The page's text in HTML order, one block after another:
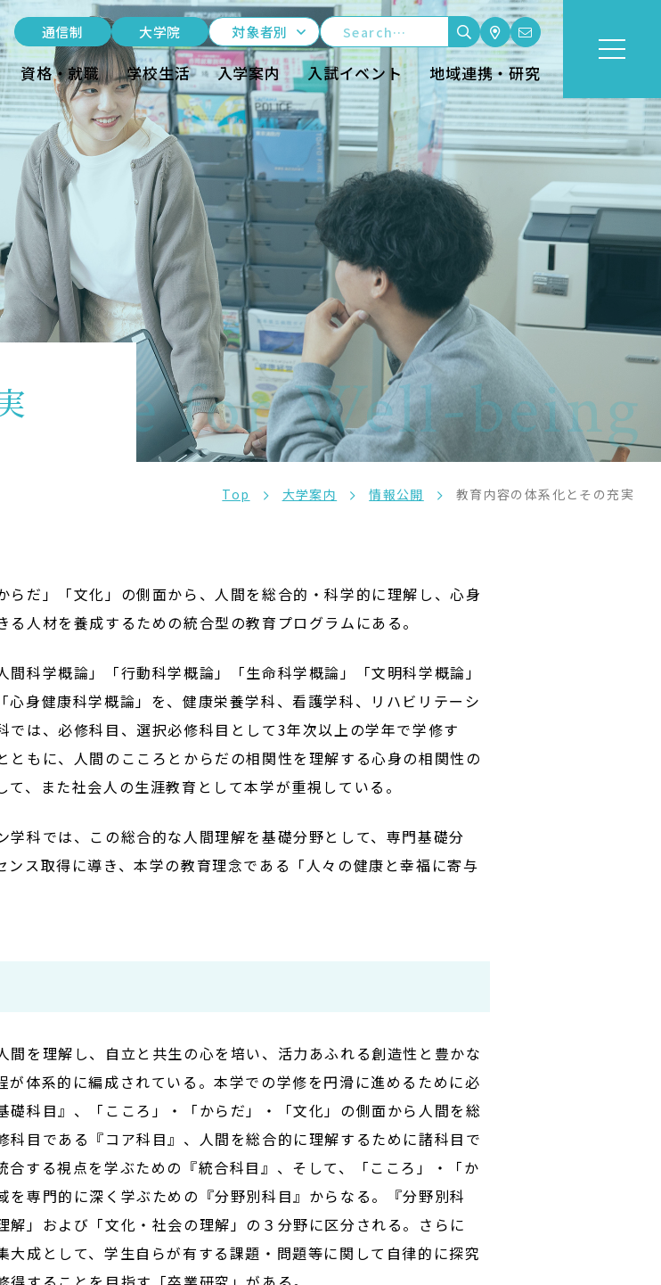
・修了生の方
の方
大学院
ロード
お問い合わせ
お知らせ
プライバシーポリシー
教員等採用情報
English
資格・就職 学校生活 入学案内 入試イベント 地域連携・研究
通信制 大学院 対象者別
for Well-being
Top 大学案内 情報公開 教育内容の体系化とその充実
だ」「文化」の側面から、人間を総合的・科学的に理解し、心身
人材を養成するための統合型の教育プログラムにある。
科学概論」「行動科学概論」「生命科学概論」「文明科学概論」
身健康科学概論」を、健康栄養学科、看護学科、リハビリテーシ
は、必修科目、選択必修科目として3年次以上の学年で学修す
もに、人間のこころとからだの相関性を理解する心身の相関性の
、また社会人の生涯教育として本学が重視している。
科では、この総合的な人間理解を基礎分野として、専門基礎分
ス取得に導き、本学の教育理念である「人々の健康と幸福に寄与
を理解し、自立と共生の心を培い、活力あふれる創造性と豊かな
体系的に編成されている。本学での学修を円滑に進めるために必
科目』、「こころ」・「からだ」・「文化」の側面から人間を総
目である『コア科目』、人間を総合的に理解するために諸科目で
する視点を学ぶための『統合科目』、そして、「こころ」・「か
専門的に深く学ぶための『分野別科目』からなる。『分野別科
」および「文化・社会の理解」の３分野に区分される。さらに
大成として、学生自らが有する課題・問題等に関して自律的に探究